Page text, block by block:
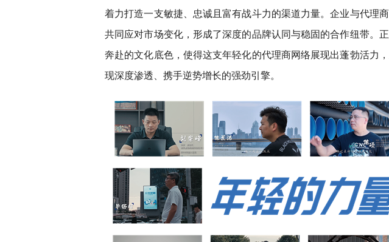
着力打造一支敏捷、忠诚且富有战斗力的渠道力量。企业与代理
共同应对市场变化，形成了深度的品牌认同与稳固的合作纽带。
奔赴的文化底色，使得这支年轻化的代理商网络展现出蓬勃活力
现深度渗透、携手逆势增长的强劲引擎。